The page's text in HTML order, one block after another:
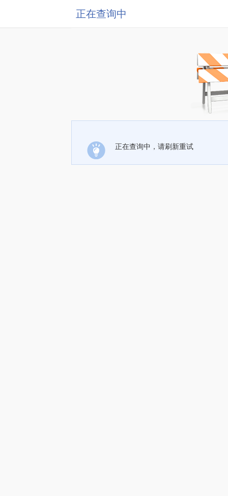
正在查询中
正在查询中，请刷新重试